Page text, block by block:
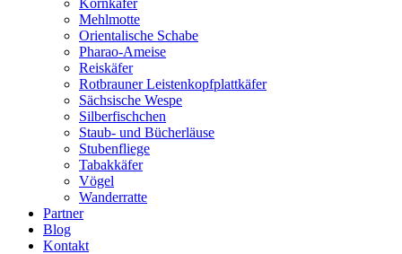
Mehlmotte
Orientalische Schabe
Pharao-Ameise
Reiskäfer
Rotbrauner Leistenkopfplattkäfer
Sächsische Wespe
Silberfischchen
Staub- und Bücherläuse
Stubenfliege
Tabakkäfer
Vögel
Wanderratte
Partner
Blog
Kontakt